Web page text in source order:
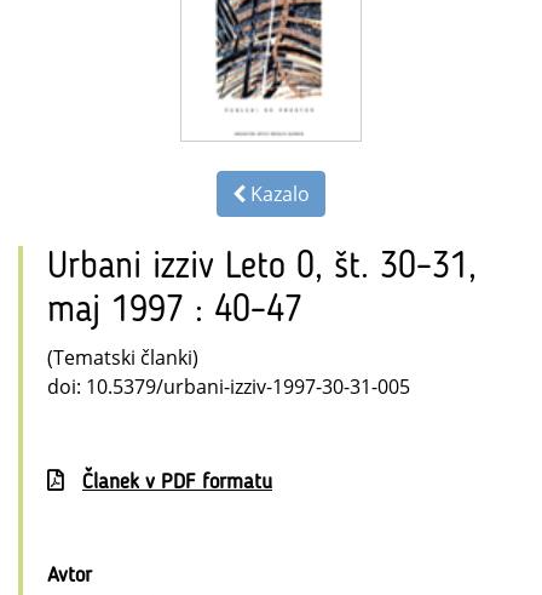
Kazalo
Urbani izziv Leto 0, št. 30–31,
maj 1997 : 40–47
(Tematski članki)
doi: 10.5379/urbani-izziv-1997-30-31-005
Članek v PDF formatu
Avtor